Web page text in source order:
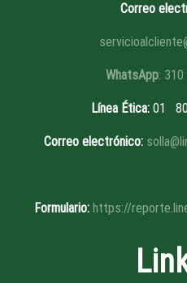
Correo
WhatsApp:
Línea Ética:01 8
Correo electrónico:
Formulario: https://